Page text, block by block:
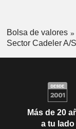
Bolsa de valores
Sector Cadeler A/S
Más de 20
a tu lado